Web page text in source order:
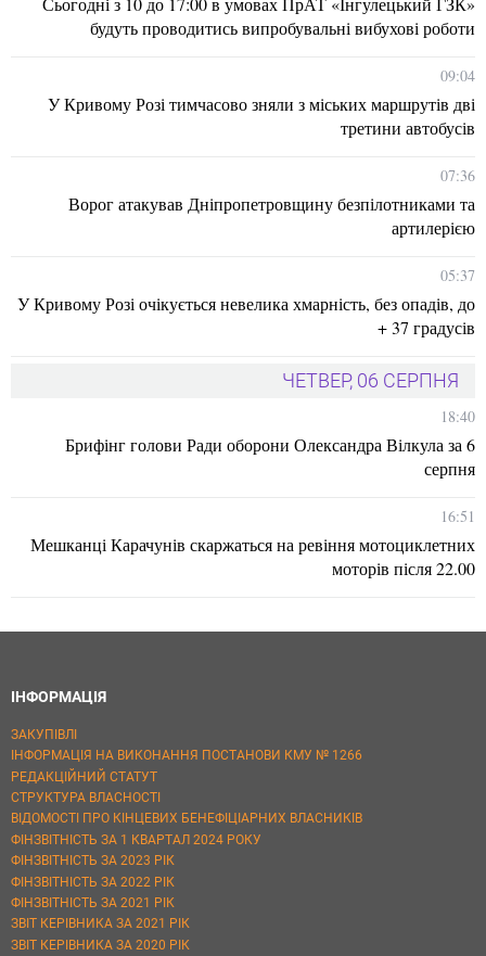
будуть проводитись випробувальні вибухові роботи
09:04
У Кривому Розі тимчасово зняли з міських маршрутів дві
третини автобусів
07:36
Ворог атакував Дніпропетровщину безпілотниками та
артилерією
05:37
У Кривому Розі очікується невелика хмарність, без опадів, до
+ 37 градусів
ЧЕТВЕР, 06 СЕРПНЯ
18:40
Брифінг голови Ради оборони Олександра Вілкула за 6
серпня
16:51
Мешканці Карачунів скаржаться на ревіння мотоциклетних
моторів після 22.00
ІНФОРМАЦІЯ
ЗАКУПІВЛІ
ІНФОРМАЦІЯ НА ВИКОНАННЯ ПОСТАНОВИ КМУ № 1266
РЕДАКЦІЙНИЙ СТАТУТ
СТРУКТУРА ВЛАСНОСТІ
ВІДОМОСТІ ПРО КІНЦЕВИХ БЕНЕФІЦІАРНИХ ВЛАСНИКІВ
ФІНЗВІТНІСТЬ ЗА 1 КВАРТАЛ 2024 РОКУ
ФІНЗВІТНІСТЬ ЗА 2023 РІК
ФІНЗВІТНІСТЬ ЗА 2022 РІК
ФІНЗВІТНІСТЬ ЗА 2021 РІК
ЗВІТ КЕРІВНИКА ЗА 2021 РІК
ЗВІТ КЕРІВНИКА ЗА 2020 РІК